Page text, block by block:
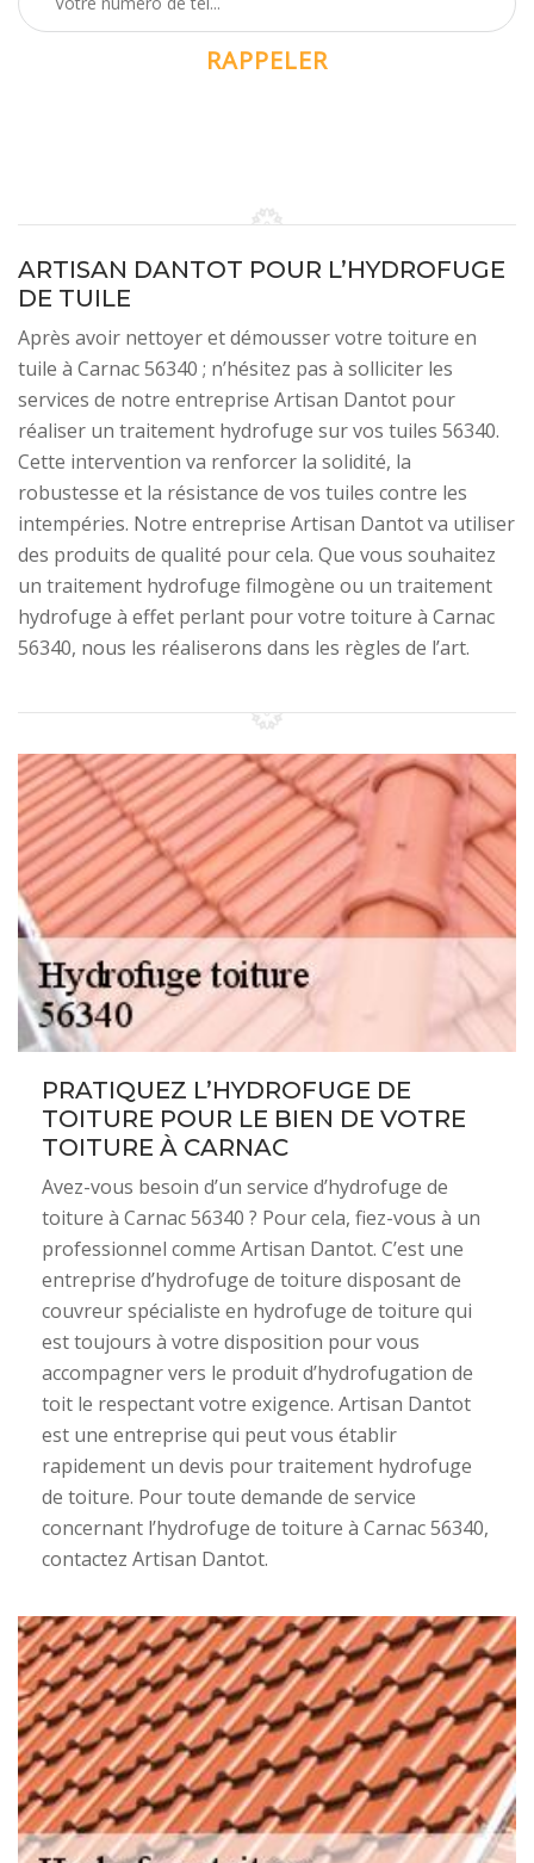
ARTISAN DANTOT POUR L’HYDROFUGE
DE TUILE
Après avoir nettoyer et démousser votre toiture en
tuile à Carnac 56340 ; n’hésitez pas à solliciter les
services de notre entreprise Artisan Dantot pour
réaliser un traitement hydrofuge sur vos tuiles 56340.
Cette intervention va renforcer la solidité, la
robustesse et la résistance de vos tuiles contre les
intempéries. Notre entreprise Artisan Dantot va utiliser
des produits de qualité pour cela. Que vous souhaitez
un traitement hydrofuge filmogène ou un traitement
hydrofuge à effet perlant pour votre toiture à Carnac
56340, nous les réaliserons dans les règles de l’art.
PRATIQUEZ L’HYDROFUGE DE
TOITURE POUR LE BIEN DE VOTRE
TOITURE À CARNAC
Avez-vous besoin d’un service d’hydrofuge de
toiture à Carnac 56340 ? Pour cela, fiez-vous à un
professionnel comme Artisan Dantot. C’est une
entreprise d’hydrofuge de toiture disposant de
couvreur spécialiste en hydrofuge de toiture qui
est toujours à votre disposition pour vous
accompagner vers le produit d’hydrofugation de
toit le respectant votre exigence. Artisan Dantot
est une entreprise qui peut vous établir
rapidement un devis pour traitement hydrofuge
de toiture. Pour toute demande de service
concernant l’hydrofuge de toiture à Carnac 56340,
contactez Artisan Dantot.